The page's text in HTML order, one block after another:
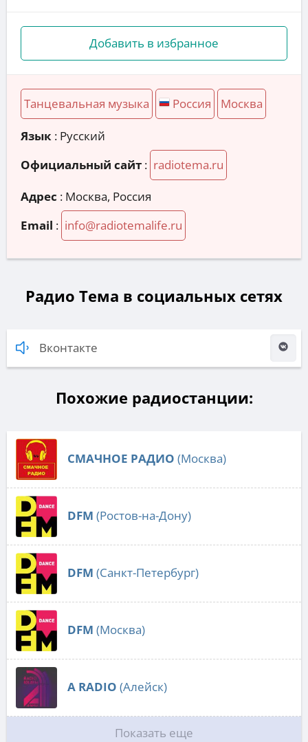
Добавить в избранное
Танцевальная музыка Россия Москва
Язык : Русский
Официальный сайт : radiotema.ru
Адрес : Москва, Россия
Email : info@radiotemalife.ru
Радио Тема в социальных сетях
Вконтакте
Похожие радиостанции:
СМАЧНОЕ РАДИО (Москва)
DFM (Ростов-на-Дону)
DFM (Санкт-Петербург)
DFM (Москва)
A RADIO (Алейск)
Показать еще